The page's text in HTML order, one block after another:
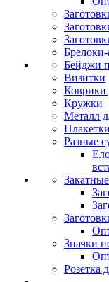
Бейджи
Визитки
Кружки
Металл
Плакетки
Разные
Значки
Розетка